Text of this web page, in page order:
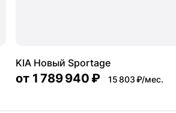
KIA Новый Sportage
от 1 789 940 ₽ 15 803 ₽/мес.